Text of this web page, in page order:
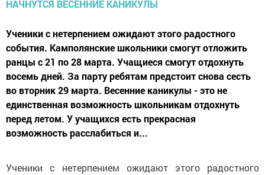
Ученики с нетерпением ожидают этого радостного
события. Камполянские школьники смогут отложить
ранцы с 21 по 28 марта. Учащиеся смогут отдохнуть
восемь дней. За парту ребятам предстоит снова сесть
во вторник 29 марта. Весенние каникулы - это не
единственная возможность школьникам отдохнуть
перед летом. У учащихся есть прекрасная
возможность расслабиться и...
Ученики с нетерпением ожидают этого радостного